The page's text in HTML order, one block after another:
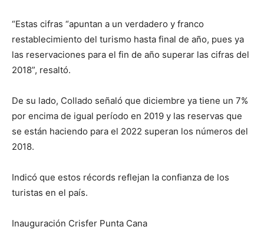
“Estas cifras “apuntan a un verdadero y franco
restablecimiento del turismo hasta final de año, pues ya
las reservaciones para el fin de año superar las cifras del
2018”, resaltó.
De su lado, Collado señaló que diciembre ya tiene un 7%
por encima de igual período en 2019 y las reservas que
se están haciendo para el 2022 superan los números del
2018.
Indicó que estos récords reflejan la confianza de los
turistas en el país.
Inauguración Crisfer Punta Cana